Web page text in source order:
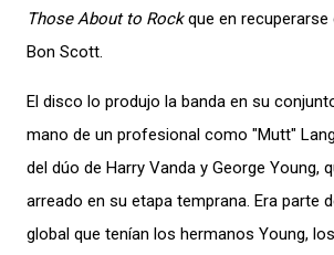
Those About to Rockque en recuperarse
Bon Scott.
El disco lo produjo la banda en su
mano de un profesional como "Mutt"
del dúo de Harry Vanda y George Young,
arreado en su etapa temprana. Era parte
global que tenían los hermanos Young,